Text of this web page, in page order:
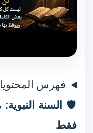
فهرس
🛡️ السنة النبوية:
فقط